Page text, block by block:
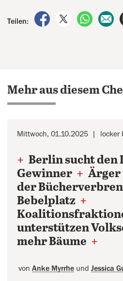
Teilen:
auf Facebook teilen
auf X teilen
per
Mehr aus diesem
Mittwoch, 01.10.2025
+ Berlin sucht den
Gewinner + Ärger
der
Bebelplatz +
unterstützen
mehr Bäume +
von Anke Myrrhe und Jessica